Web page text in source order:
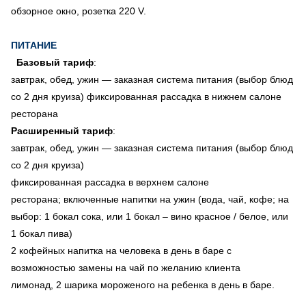
обзорное окно, розетка 220 V.
ПИТАНИЕ
Базовый тариф:
завтрак, обед, ужин — заказная система питания (выбор блюд
со 2 дня круиза) фиксированная рассадка в нижнем салоне
ресторана
Расширенный тариф:
завтрак, обед, ужин — заказная система питания (выбор блюд
со 2 дня круиза)
фиксированная рассадка в верхнем салоне
ресторана; включенные напитки на ужин (вода, чай, кофе; на
выбор: 1 бокал сока, или 1 бокал – вино красное / белое, или
1 бокал пива)
2 кофейных напитка на человека в день в баре с
возможностью замены на чай по желанию клиента
лимонад, 2 шарика мороженого на ребенка в день в баре.